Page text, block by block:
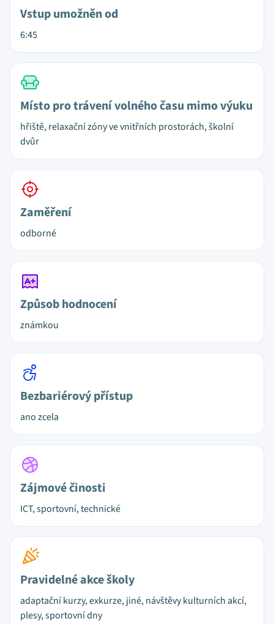
Vstup umožněn od
6:45
Místo pro trávení volného času mimo výuku
hřiště, relaxační zóny ve vnitřních prostorách, školní
dvůr
Zaměření
odborné
Způsob hodnocení
známkou
Bezbariérový přístup
ano zcela
Zájmové činosti
ICT, sportovní, technické
Pravidelné akce školy
adaptační kurzy, exkurze, jiné, návštěvy kulturních akcí,
plesy, sportovní dny